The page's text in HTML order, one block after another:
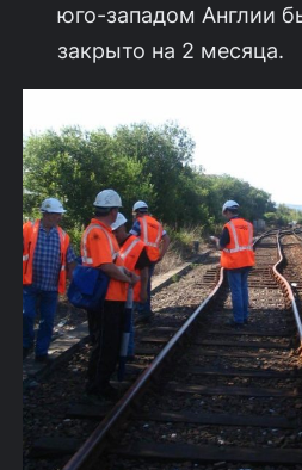
юго-западом Англии
закрыто на 2 месяца.